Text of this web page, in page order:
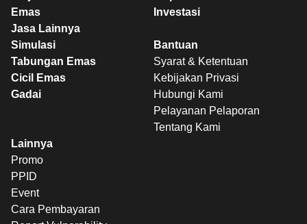
Emas
Jasa Lainnya
Investasi
Simulasi
Tabungan Emas
Cicil Emas
Gadai
Bantuan
Syarat & Ketentuan
Kebijakan Privasi
Hubungi Kami
Pelayanan Pelaporan
Tentang Kami
Lainnya
Promo
PPID
Event
Cara Pembayaran